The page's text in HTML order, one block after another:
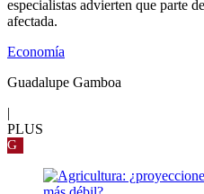
especialistas advierten que parte
afectada.
Economía
Guadalupe Gamboa
|
PLUS
G